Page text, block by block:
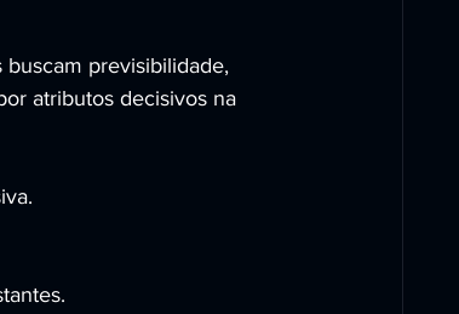
previsibilidade,
atributos decisivos na